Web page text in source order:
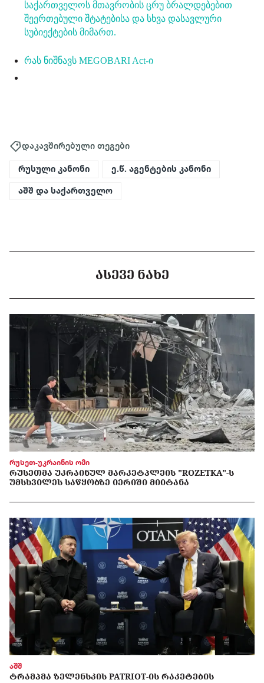
საქართველოს მთავრობის ცრუ ბრალდებებით
შეერთებული შტატებისა და სხვა დასავლური
სუბიექტების მიმართ.
რას ნიშნავს MEGOBARI Act-ი
დაკავშირებული თეგები
რუსული კანონი ე.წ. აგენტების კანონი
აშშ და საქართველო
ᲐᲡᲔᲕᲔ ᲜᲐᲮᲔ
რუსეთ-უკრაინის ომი
ᲠᲣᲡᲔᲗᲛᲐ ᲣᲙᲠᲐᲘᲜᲣᲚ ᲛᲐᲠᲙᲔᲢᲞᲚᲔᲘᲡ "ROZETKA"-Ს
ᲣᲛᲡᲮᲕᲘᲚᲔᲡ ᲡᲐᲬᲧᲝᲑᲖᲔ ᲘᲔᲠᲘᲨᲘ ᲛᲘᲘᲢᲐᲜᲐ
აშშ
ᲢᲠᲐᲛᲞᲛᲐ ᲖᲔᲚᲔᲜᲡᲙᲘᲡ PATRIOT-ᲘᲡ ᲠᲐᲙᲔᲢᲔᲑᲘᲡ